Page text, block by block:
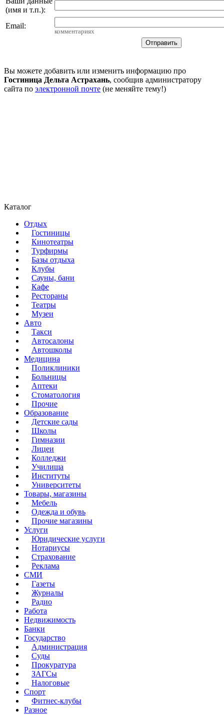
(имя и т.п.):
Email:
комментариях
Вы можете добавить или изменить информацию про
Гостиница Дельта Астрахань, сообщив администратору
сайта по электронной почте (не меняйте тему!)
Каталог
Отдых
Гостиницы
Кинотеатры
Турфирмы
Базы отдыха
Клубы
Сауны, бани
Кафе
Рестораны
Театры
Музеи
Авто
Такси
Автосалоны
Автошколы
Медицина
Поликлиники
Больницы
Аптеки
Стоматология
Прочие
Образование
Детские сады
Школы
Гимназии
Лицеи
Колледжи
Училища
Институты
Университеты
Товары, магазины
Мебель
Одежда и обувь
Прочие магазины
Услуги
Юридические услуги
Нотариусы
Страхование
Реклама
СМИ
Газеты
Журналы
Радио
Работа
Недвижимость
Банки
Государство
Администрация
Суды
Прокуратура
ЗАГСы
Налоговые
Спорт
Фитнес-клубы
Разное